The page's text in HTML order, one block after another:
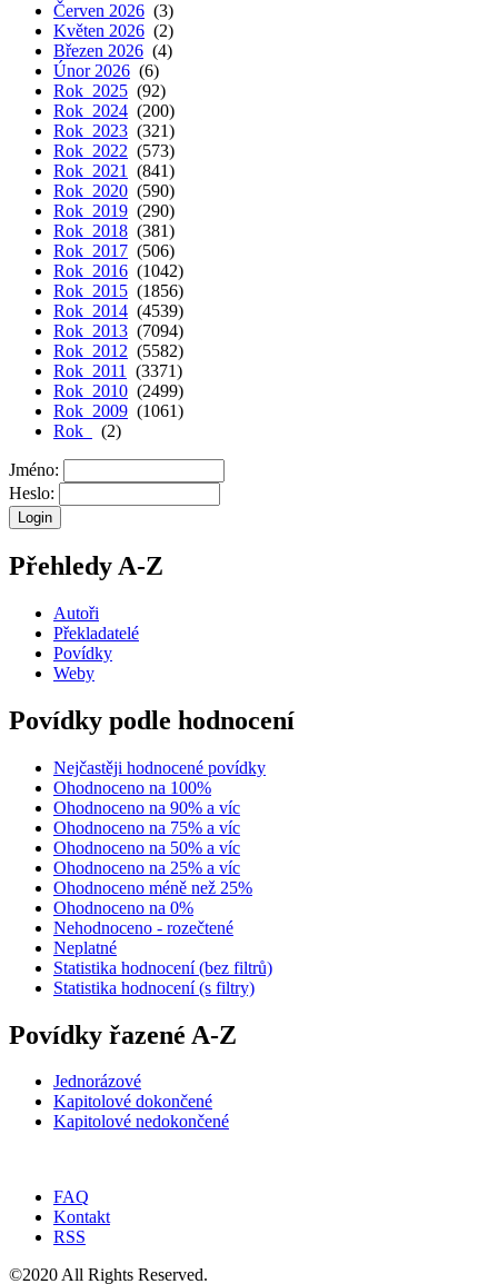
Červen 2026 (3)
Květen 2026 (2)
Březen 2026 (4)
Únor 2026 (6)
Rok 2025 (92)
Rok 2024 (200)
Rok 2023 (321)
Rok 2022 (573)
Rok 2021
(841)
Rok 2020 (590)
Rok 2019 (290)
Rok 2018 (381)
Rok 2017 (506)
Rok 2016 (1042)
Rok 2015 (1856)
Rok 2014 (4539)
Rok 2013 (7094)
Rok 2012 (5582)
Rok 2011
(3371)
Rok 2010 (2499)
Rok 2009 (1061)
Rok
(2)
Jméno:
Heslo:
Přehledy A-Z
Autoři
Překladatelé
Povídky
Weby
Povídky podle hodnocení
Nejčastěji hodnocené povídky
Ohodnoceno na 100%
Ohodnoceno na 90% a víc
Ohodnoceno na 75% a víc
Ohodnoceno na 50% a víc
Ohodnoceno na 25% a víc
Ohodnoceno méně než 25%
Ohodnoceno na 0%
Nehodnoceno - rozečtené
Neplatné
Statistika hodnocení (bez filtrů)
Statistika hodnocení (s filtry)
Povídky řazené A-Z
Jednorázové
Kapitolové dokončené
Kapitolové nedokončené
FAQ
Kontakt
RSS
©2020 All Rights Reserved.